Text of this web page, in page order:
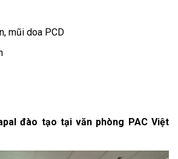
mũi doa PCD
đào tạo tại văn phòng PAC Việt